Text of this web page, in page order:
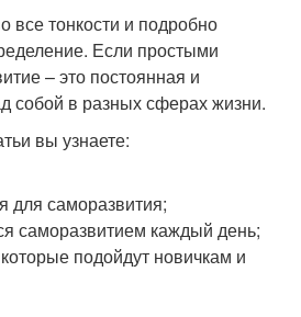
все тонкости и подробно
Если простыми
– это постоянная и
собой в разных сферах жизни.
вы узнаете:
для саморазвития;
саморазвитием каждый день;
подойдут новичкам и